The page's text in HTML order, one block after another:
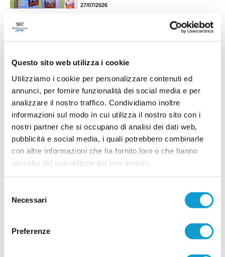
Questo sito web utilizza i cookie
Utilizziamo i cookie per personalizzare contenuti ed
annunci, per fornire funzionalità dei social media e per
analizzare il nostro traffico. Condividiamo inoltre
informazioni sul modo in cui utilizza il nostro sito con i
nostri partner che si occupano di analisi dei dati web,
pubblicità e social media, i quali potrebbero combinarle
con altre informazioni che ha fornito loro o che hanno
raccolto dal suo utilizzo dei loro servizi.
delNecessari
Preferenze
27/07/2026
LORETO. Porte girevoli. Giovedì 30 luglio la
presentazione ufficiale
la porta azzurrostellata Andrea Morlacco (foto sx)
e Mosè Malizia (foto dx); escono Ottaviani ed
Elisei, che la società ringrazia per la serietà e
l’impegno dimostrati, con una particolare
menzione pe...leggi
27/07/2026
L'OSIMANA fa chiarezza su iscrizione,
cessione e futuro della società
Con un comunicato ufficiale, la USD Osimana
interviene per fare chiarezza dopo le numerose
voci circolate nelle ultime settimane sul futuro del